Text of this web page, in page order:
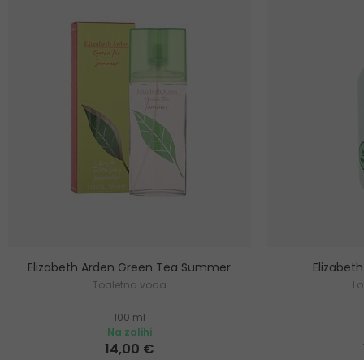
Elizabeth Arden Green Tea Summer
Toaletna voda
100 ml
Na zalihi
14,00 €